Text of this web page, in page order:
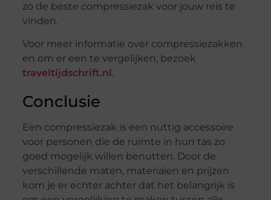
zo de beste compressiezak voor jouw reis te
vinden.
Voor meer informatie over compressiezakken
en om er een te vergelijken, bezoek
traveltijdschrift.nl .
Conclusie
Een compressiezak is een nuttig accessoire
voor personen die de ruimte in hun tas zo
goed mogelijk willen benutten. Door de
verschillende maten, materialen en prijzen
kom je er echter achter dat het belangrijk is